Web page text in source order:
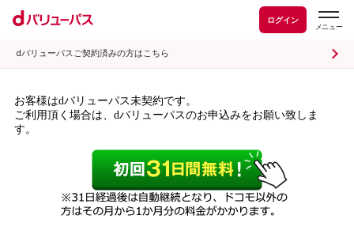
ログイン
dバリューパスご契約済みの方はこちら
お客様はdバリューパス未契約です。
ご利用頂く場合は、dバリューパスのお申込みをお願い致しま
す。